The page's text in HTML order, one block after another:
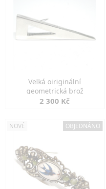
Velká oiriginální
geometrická brož
2 300 Kč
NOVÉ OBJEDNÁNO